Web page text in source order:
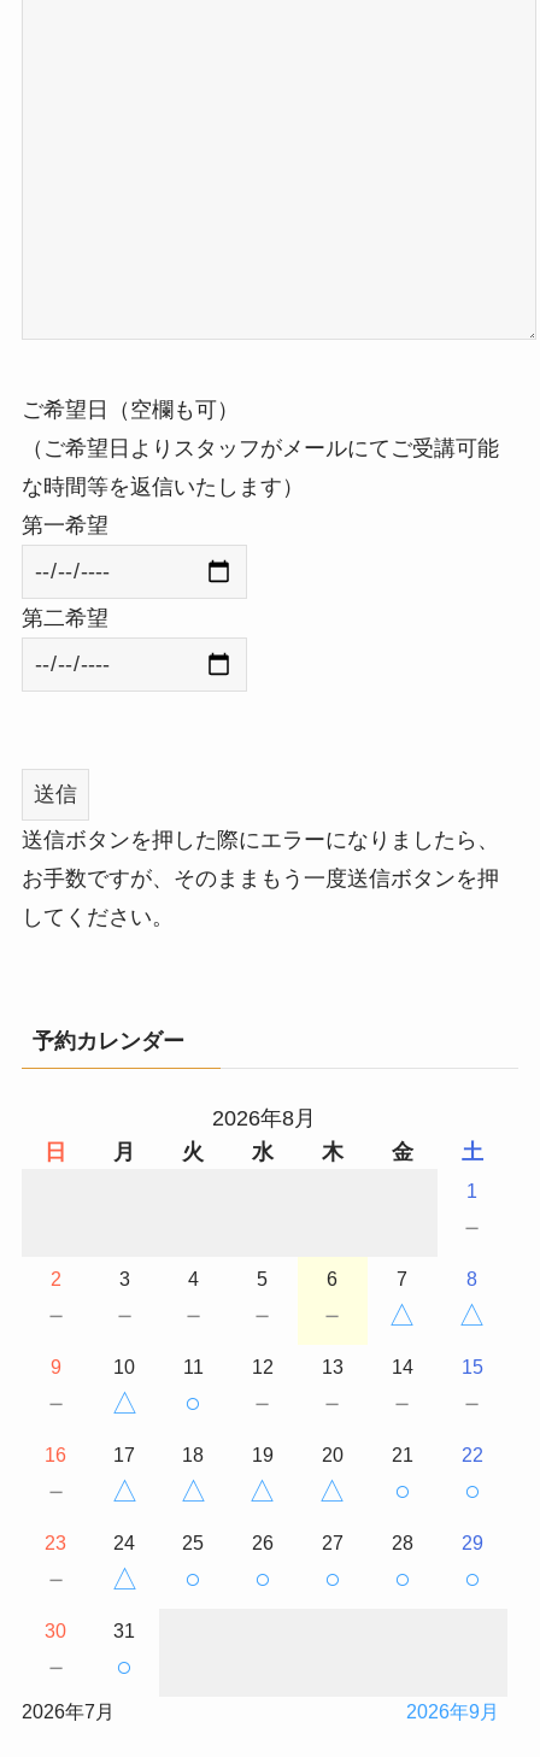
ご希望日（空欄も可）
（ご希望日よりスタッフがメールにてご受講可能
な時間等を返信いたします）
第一希望
第二希望
送信ボタンを押した際にエラーになりましたら、
お手数ですが、そのままもう一度送信ボタンを押
してください。
予約カレンダー
2026年8月
日
月 火 水 木 金 土
1
－
2
－
3
－
4
－
5
－
6
－
7
△
8
△
9
－
10
△
11
○
12
－
13
－
14
－
15
－
16
－
17
△
18
△
19
△
20
△
21
○
22
○
23
－
24
△
25
○
26
○
27
○
28
○
29
○
30
－
31
○
2026年7月 2026年9月